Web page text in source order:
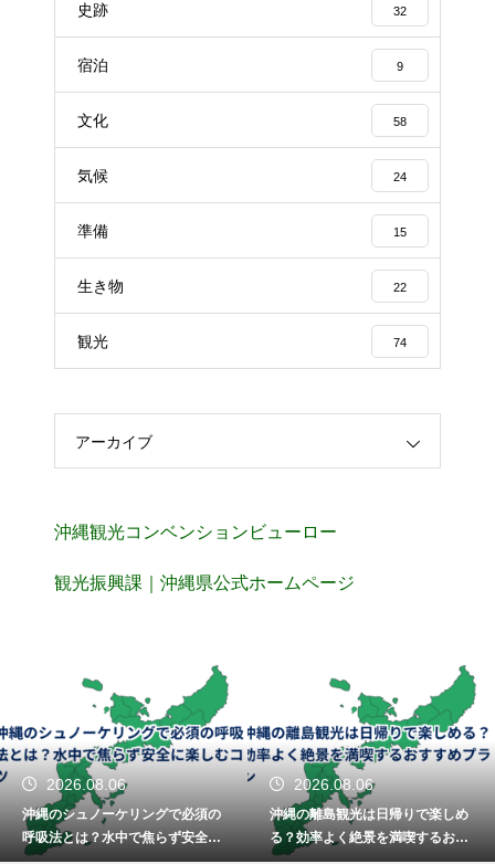
史跡 32
宿泊 9
文化 58
気候 24
準備 15
生き物 22
観光 74
アーカイブ
沖縄観光コンベンションビューロー
観光振興課｜沖縄県公式ホームページ
2026.08.06
沖縄のシュノーケリングで必須の
呼吸法とは？水中で焦らず安全に
楽しむコツ
2026.08.06
沖縄の離島観光は日帰りで楽しめ
る？効率よく絶景を満喫するおす
すめプラン